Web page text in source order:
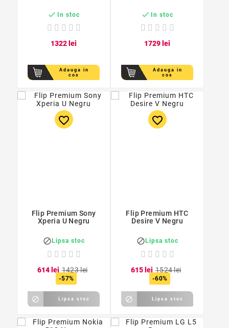
albastru, negru
 In stoc
1322 lei
Adauga in
cos
 In stoc
1729 lei
Adauga in
cos
favorite_border
Flip Premium Sony
Xperia U Negru
 Lipsa stoc
614lei 1423lei
-57%
 Lipsa stoc
favorite_border
Flip Premium HTC
Desire V Negru
 Lipsa stoc
615lei 1524lei
-60%
 Lipsa stoc